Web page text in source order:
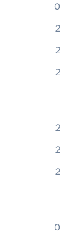
0
2
2
2
2
2
2
0